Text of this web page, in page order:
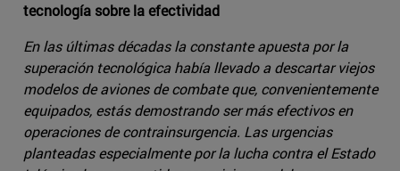
tecnología sobre la efectividad
En las últimas décadas la constante apuesta por la
superación tecnológica había llevado a descartar viejos
modelos de aviones de combate que, convenientemente
equipados, estás demostrando ser más efectivos en
operaciones de contrainsurgencia. Las urgencias
planteadas especialmente por la lucha contra el Estado